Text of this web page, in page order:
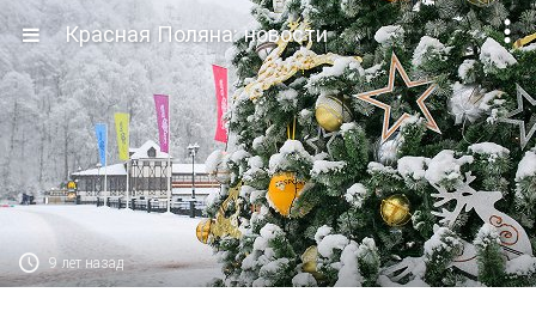

Красная Поляна: новости
 9 лет назад